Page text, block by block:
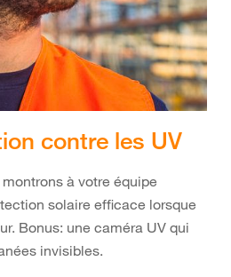
contre les UV
à votre équipe
solaire efficace lorsque
Bonus: une caméra UV qui
invisibles.